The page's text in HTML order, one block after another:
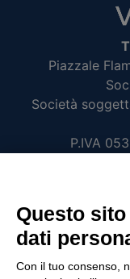
Piazzale
Società
P.IVA
Questo
dati
Con il tuo consenso,